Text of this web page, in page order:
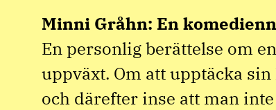
Minni Gråhn: En
En personlig berättelse om
uppväxt. Om att upptäcka
och därefter inse att man